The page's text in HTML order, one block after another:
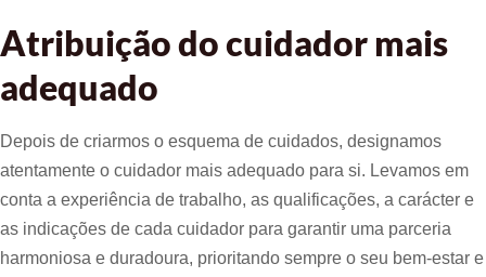
Atribuição do cuidador mais
adequado
Depois de criarmos o esquema de cuidados, designamos
atentamente o cuidador mais adequado para si. Levamos em
conta a experiência de trabalho, as qualificações, a carácter e
as indicações de cada cuidador para garantir uma parceria
harmoniosa e duradoura, prioritando sempre o seu bem-estar e